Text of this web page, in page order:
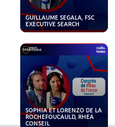
GUILLAUME SEGALA, FSC
EXECUTIVE SEARCH
SOPHIA ET LORENZO DE LA
ROCHEFOUCAULD, RHEA
CONSEIL